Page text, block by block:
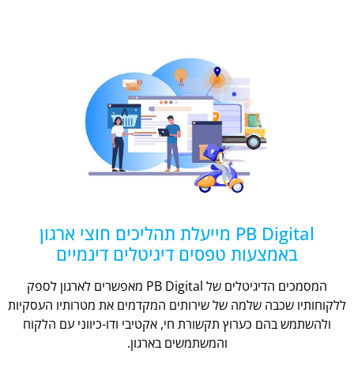
PB Digital מייעלת תהליכים חוצי ארגון
באמצעות טפסים דיגיטלים דינמיים
המסמכים הדיגיטלים של PB Digital מאפשרים לארגון לספק
ללקוחותיו שכבה שלמה של שירותים המקדמים את מטרותיו העסקיות
ולהשתמש בהם כערוץ תקשורת חי, אקטיבי ודו-כיווני עם הלקוח
והמשתמשים בארגון.